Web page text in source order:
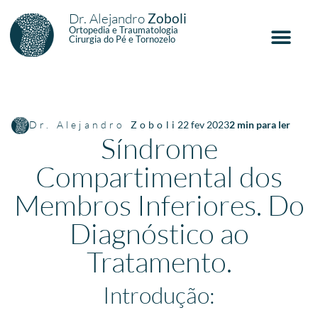
Dr. Alejandro Zoboli
Ortopedia e Traumatologia
Cirurgia do Pé e Tornozelo
Dr. Alejandro Zoboli 22 fev 20232 min para ler
Síndrome
Compartimental dos
Membros Inferiores. Do
Diagnóstico ao
Tratamento.
Introdução: